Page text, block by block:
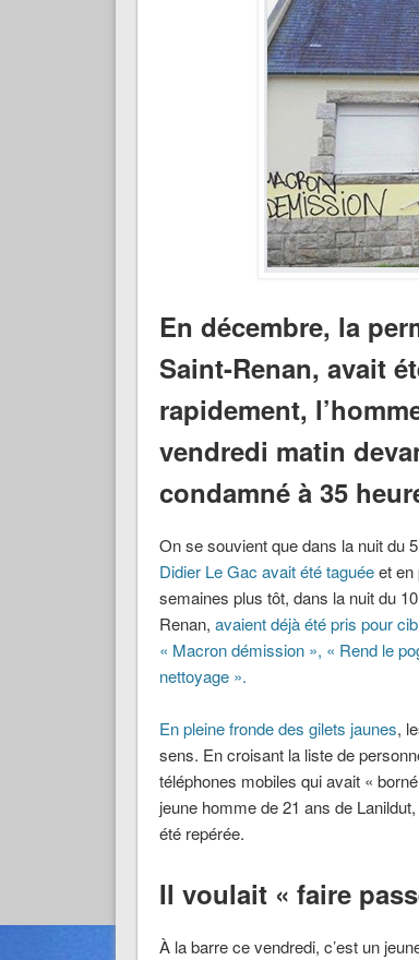
En décembre, la
Saint-Renan, avait
rapidement,
vendredi matin
condamné à 35
On se souvient que dans la nuit du
Didier Le Gac avait été taguéeet en
semaines plus tôt, dans la nuit du
Renan, avaient déjà été pris pour
« Macron démission », « Rend le
nettoyage ».
En pleine fronde des gilets jaunes,
sens. En croisant la liste de
téléphones mobiles qui avait «
jeune homme de 21 ans de
été repérée.
Il voulait « faire
À la barre ce vendredi, c’est un